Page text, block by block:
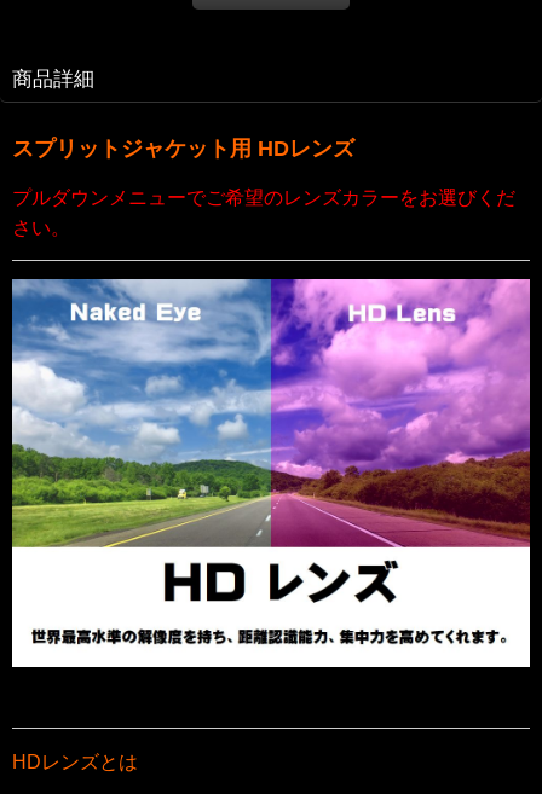
商品詳細
スプリットジャケット用 HDレンズ
プルダウンメニューでご希望のレンズカラーをお選びくだ
さい。
HDレンズとは